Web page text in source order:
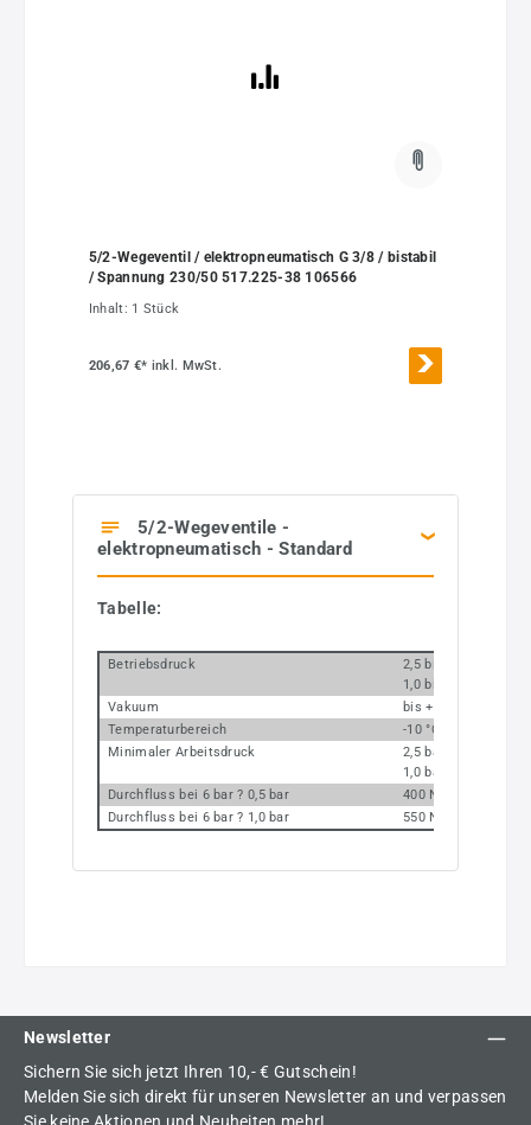
5/2-Wegeventil / elektropneumatisch G 3/8 / bistabil
/ Spannung 230/50 517.225-38 106566
Inhalt: 1 Stück
206,67 €* inkl. MwSt.
5/2-Wegeventile -
elektropneumatisch - Standard
Tabelle:
Betriebsdruck
2,5 bis 10 bar
1,0 bis 10 bar
Vakuum
bis +10 bar
Temperaturbereich
-10 °C bis +60 °C
Minimaler Arbeitsdruck
2,5 bar (monostabil)
1,0 bar (bistabil)
Durchfluss bei 6 bar ? 0,5 bar
400 Nl/min (G 1/8),
Durchfluss bei 6 bar ? 1,0 bar
550 Nl/min (G 1/8
Newsletter
Sichern Sie sich jetzt Ihren 10,- € Gutschein!
Melden Sie sich direkt für unseren Newsletter an und verpassen